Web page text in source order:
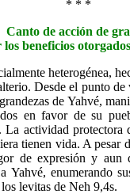
* * *
Canto de acción de
los beneficios
heterogénea,
Desde el punto
de Yahvé,
en favor de su
actividad
tienen vida. A pesar
de expresión y
Yahvé, enumerando
levitas de Neh 9,4s.